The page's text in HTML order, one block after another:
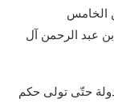
الخامس
عبد الرحمن آل
حتّى تولى حكم